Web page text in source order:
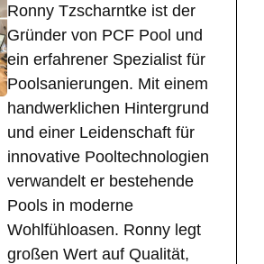
Ronny Tzscharntke ist der
Gründer von PCF Pool und
ein erfahrener Spezialist für
Poolsanierungen. Mit einem
handwerklichen Hintergrund
und einer Leidenschaft für
innovative Pooltechnologien
verwandelt er bestehende
Pools in moderne
Wohlfühloasen. Ronny legt
großen Wert auf Qualität,